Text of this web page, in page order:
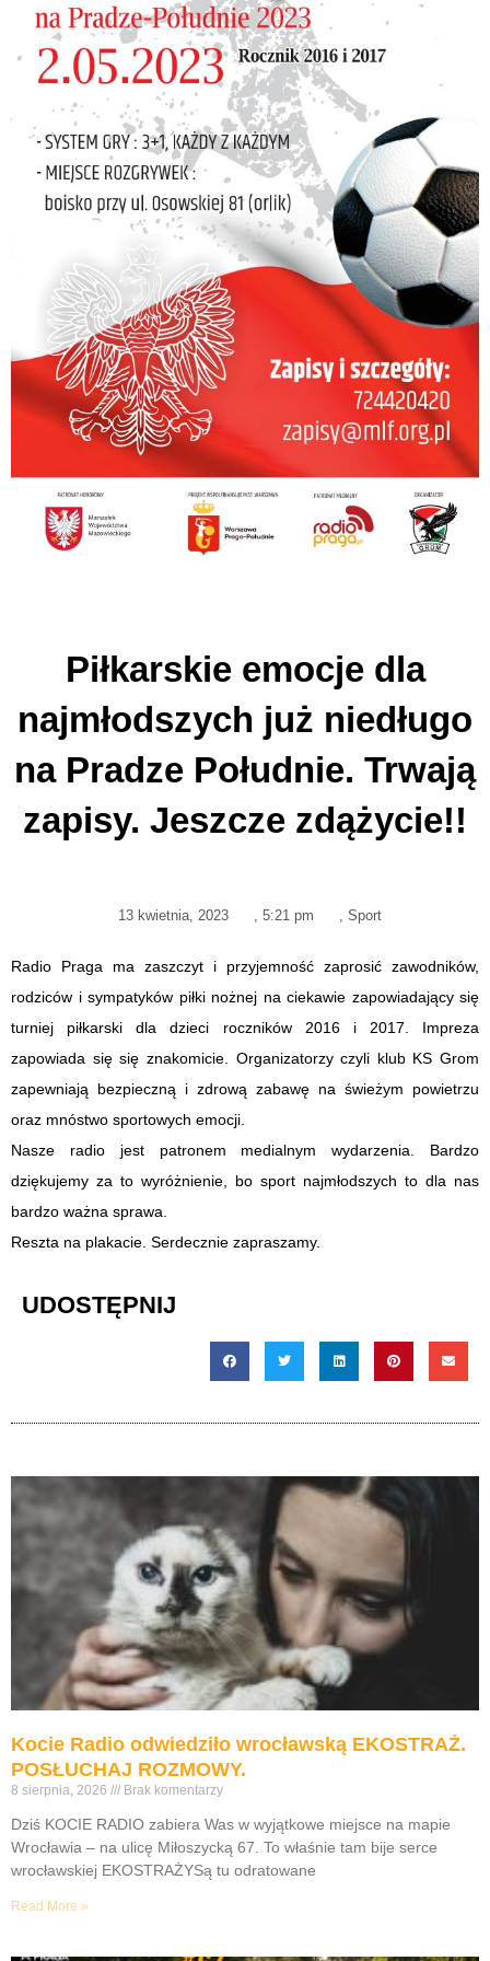
Piłkarskie emocje dla
najmłodszych już niedługo
na Pradze Południe. Trwają
zapisy. Jeszcze zdążycie!!
13 kwietnia, 2023 5:21 pm Sport
Radio Praga ma zaszczyt i przyjemność zaprosić zawodników,
rodziców i sympatyków piłki nożnej na ciekawie zapowiadający się
turniej piłkarski dla dzieci roczników 2016 i 2017. Impreza
zapowiada się się znakomicie. Organizatorzy czyli klub KS Grom
zapewniają bezpieczną i zdrową zabawę na świeżym powietrzu
oraz mnóstwo sportowych emocji.
Nasze radio jest patronem medialnym wydarzenia. Bardzo
dziękujemy za to wyróżnienie, bo sport najmłodszych to dla nas
bardzo ważna sprawa.
Reszta na plakacie. Serdecznie zapraszamy.
UDOSTĘPNIJ
Kocie Radio odwiedziło wrocławską EKOSTRAŻ.
POSŁUCHAJ ROZMOWY.
8 sierpnia, 2026 Brak komentarzy
Dziś KOCIE RADIO zabiera Was w wyjątkowe miejsce na mapie
Wrocławia – na ulicę Miłoszycką 67. To właśnie tam bije serce
wrocławskiej EKOSTRAŻYSą tu odratowane
Read More »